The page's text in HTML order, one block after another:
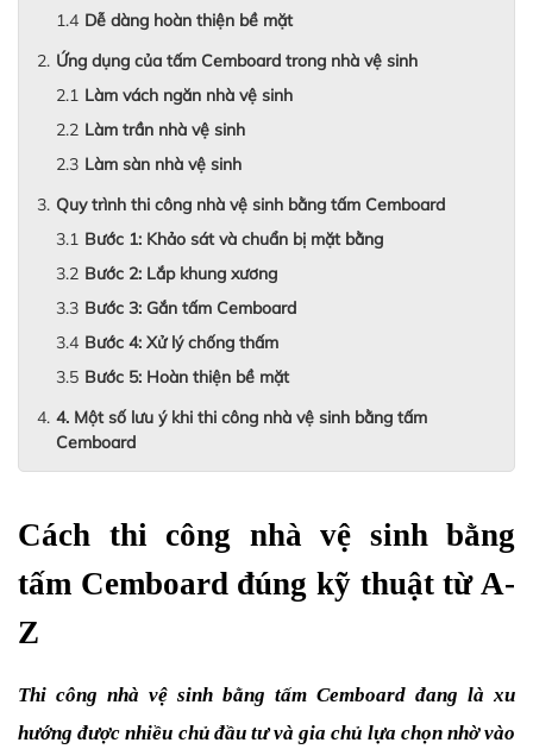
Dễ dàng hoàn thiện bề mặt
Ứng dụng của tấm Cemboard trong nhà vệ sinh
Làm vách ngăn nhà vệ sinh
Làm trần nhà vệ sinh
Làm sàn nhà vệ sinh
Quy trình thi công nhà vệ sinh bằng tấm Cemboard
Bước 1: Khảo sát và chuẩn bị mặt bằng
Bước 2: Lắp khung xương
Bước 3: Gắn tấm Cemboard
Bước 4: Xử lý chống thấm
Bước 5: Hoàn thiện bề mặt
4. Một số lưu ý khi thi công nhà vệ sinh bằng tấm
Cemboard
Cách thi công nhà vệ sinh bằng
tấm Cemboard đúng kỹ thuật từ A-
Z
Thi công nhà vệ sinh bằng tấm Cemboard đang là xu
hướng được nhiều chủ đầu tư và gia chủ lựa chọn nhờ vào